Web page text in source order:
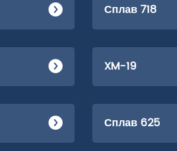
Сплав 718
XM-19
Сплав 625